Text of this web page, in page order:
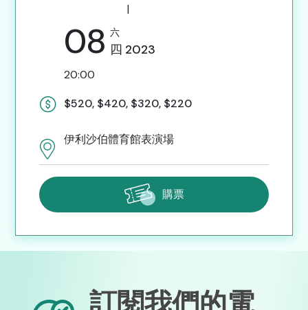
|
08 六
四 2023
20:00
$520, $420, $320, $220
伊利沙伯體育館表演場
購票